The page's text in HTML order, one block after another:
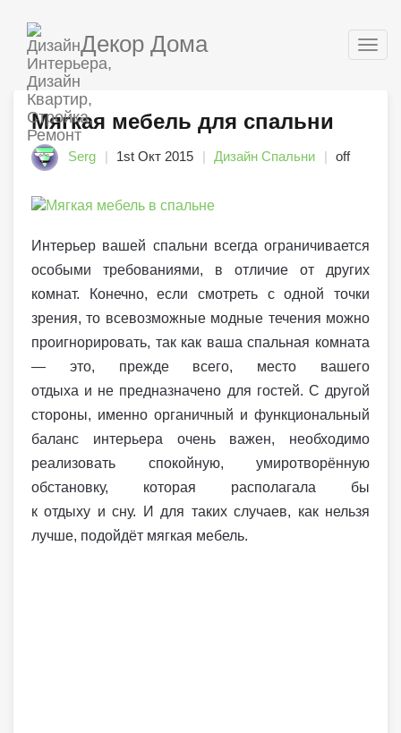
Декор Дома
Мягкая мебель для спальни
Serg 1st Окт 2015 Дизайн Спальни off
Интерьер вашей спальни всегда ограничивается
особыми требованиями, в отличие от других
комнат. Конечно, если смотреть с одной точки
зрения, то всевозможные модные течения можно
проигнорировать, так как ваша спальная комната
— это, прежде всего, место вашего
отдыха и не предназначено для гостей. С другой
стороны, именно органичный и функциональный
баланс интерьера очень важен, необходимо
реализовать спокойную, умиротворённую
обстановку, которая располагала бы
к отдыху и сну. И для таких случаев, как нельзя
лучше, подойдёт мягкая мебель.